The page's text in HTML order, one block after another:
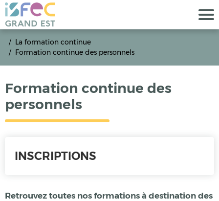
La formation continue
Formation continue des personnels
Formation continue des
personnels
INSCRIPTIONS
Retrouvez toutes nos formations à destination des